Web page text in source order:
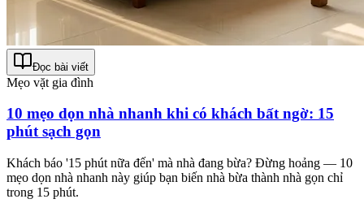
Đọc bài viết
Mẹo vặt gia đình
10 mẹo dọn nhà nhanh khi có khách bất ngờ: 15
phút sạch gọn
Khách báo '15 phút nữa đến' mà nhà đang bừa? Đừng hoảng — 10
mẹo dọn nhà nhanh này giúp bạn biến nhà bừa thành nhà gọn chỉ
trong 15 phút.